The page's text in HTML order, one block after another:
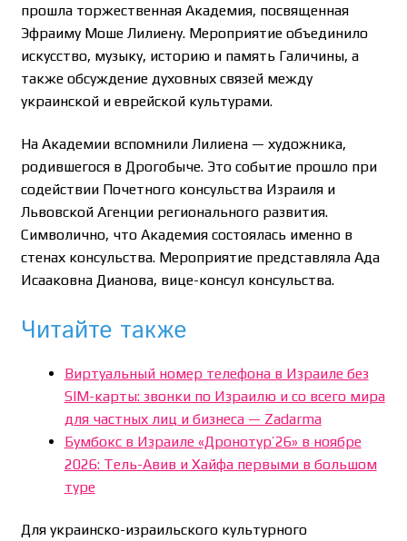
прошла торжественная Академия, посвященная
Эфраиму Моше Лилиену. Мероприятие объединило
искусство, музыку, историю и память Галичины, а
также обсуждение духовных связей между
украинской и еврейской культурами.
На Академии вспомнили Лилиена — художника,
родившегося в Дрогобыче. Это событие прошло при
содействии Почетного консульства Израиля и
Львовской Агенции регионального развития.
Символично, что Академия состоялась именно в
стенах консульства. Мероприятие представляла Ада
Исааковна Дианова, вице-консул консульства.
Читайте также
Виртуальный номер телефона в Израиле без
SIM-карты: звонки по Израилю и со всего мира
для частных лиц и бизнеса — Zadarma
Бумбокс в Израиле «Дронотур’26» в ноябре
2026: Тель-Авив и Хайфа первыми в большом
туре
Для украинско-израильского культурного